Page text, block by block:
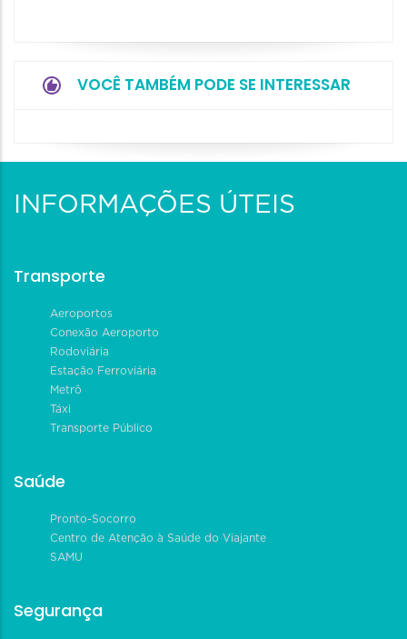
VOCÊ TAMBÉM PODE SE INTERESSAR
INFORMAÇÕES ÚTEIS
Transporte
Aeroportos
Conexão Aeroporto
Rodoviária
Estação Ferroviária
Metrô
Táxi
Transporte Público
Saúde
Pronto-Socorro
Centro de Atenção à Saúde do Viajante
SAMU
Segurança